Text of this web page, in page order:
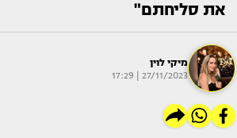
את סליחתם"
מיקי לוין
27/11/2023 | 17:29